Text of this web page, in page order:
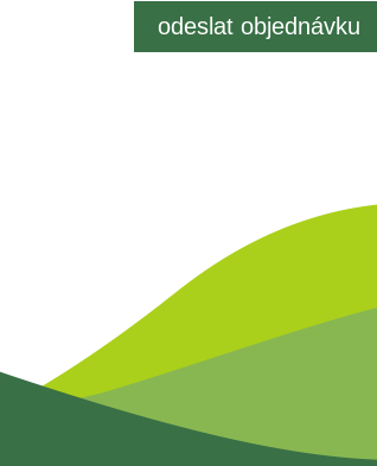
odeslat objednávku